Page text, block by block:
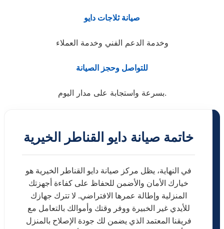
صيانة ثلاجات دايو
وخدمة الدعم الفني وخدمة العملاء
للتواصل وحجز الصيانة
بسرعة واستجابة على مدار اليوم.
خاتمة صيانة دايو القناطر الخيرية
في النهاية، يظل مركز صيانة دايو القناطر الخيرية هو
خيارك الأمان والأضمن للحفاظ على كفاءة أجهزتك
المنزلية وإطالة عمرها الافتراضي. لا تترك جهازك
للأيدي غير الخبيرة ووفر وقتك وأموالك بالتعامل مع
فريقنا المعتمد الذي يضمن لك جودة الإصلاح بالمنزل